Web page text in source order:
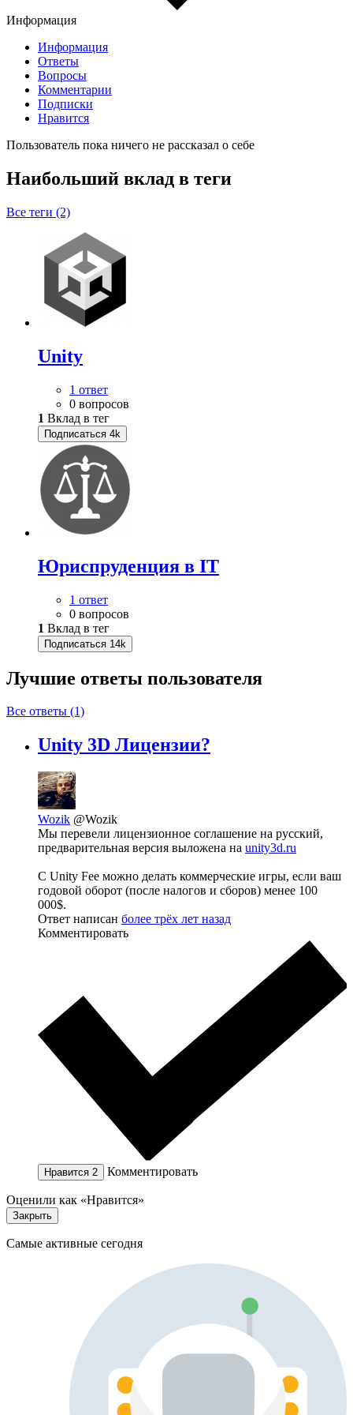
Информация
Информация
Ответы
Вопросы
Комментарии
Подписки
Нравится
Пользователь пока ничего не рассказал о себе
Наибольший вклад в теги
Все теги (2)
Unity
1 ответ
0 вопросов
1 Вклад в тег
Подписаться 4k
Юриспруденция в IT
1 ответ
0 вопросов
1 Вклад в тег
Подписаться 14k
Лучшие ответы пользователя
Все ответы (1)
Unity 3D Лицензии?
Wozik @Wozik
Мы перевели лицензионное соглашение на русский,
предварительная версия выложена на unity3d.ru
C Unity Fee можно делать коммерческие игры, если ваш
годовой оборот (после налогов и сборов) менее 100
000$.
Ответ написан более трёх лет назад
Комментировать
Нравится 2 Комментировать
Оценили как «Нравится»
Закрыть
Самые активные сегодня